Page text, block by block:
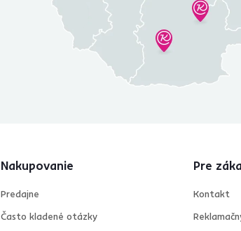
Nakupovanie
Predajne
Často kladené otázky
Pre
Kontakt